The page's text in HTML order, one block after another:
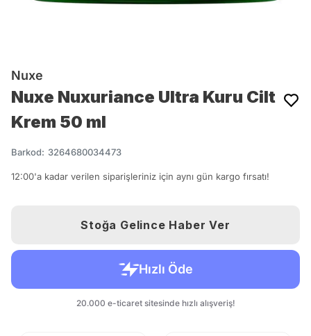
Nuxe
Nuxe Nuxuriance Ultra Kuru Cilt
Krem 50 ml
Barkod: 3264680034473
12:00'a kadar verilen siparişleriniz için aynı gün kargo fırsatı!
Stoğa Gelince Haber Ver